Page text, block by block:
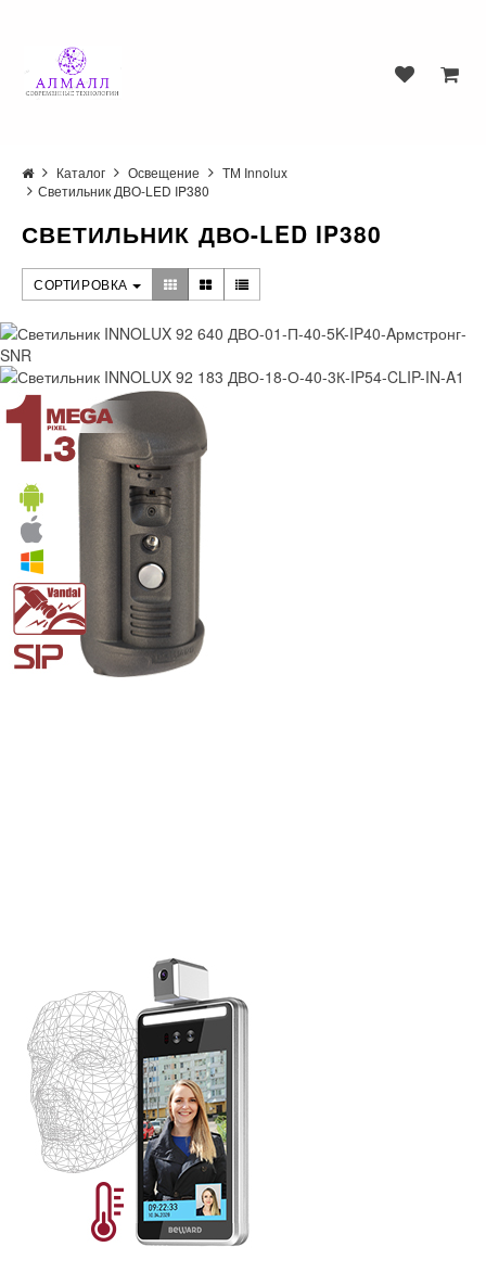
Каталог Освещение
ТМ Innolux
Светильник ДВО-LED IP380
СВЕТИЛЬНИК ДВО-LED IP380
СОРТИРОВКА